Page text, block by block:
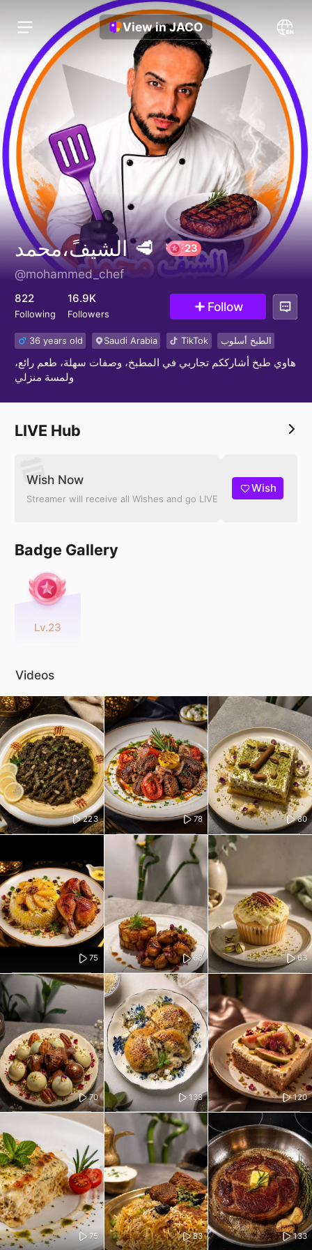
View in JACO
الشيفً،محمد 🥩
@mohammed_chef
822
Following
16.9K
Followers Follow
36 years old Saudi Arabia TikTok الطبخ أسلوب
هاوي طبخ أشارككم تجاربي في المطبخ، وصفات سهلة، طعم رائع،
ولمسة منزلي
LIVE Hub
Wish Now
Streamer will receive all Wishes and go LIVE
Wish
Badge Gallery
Lv.23
Videos
223 78 80
75 68 63
70 138 120
75 83 133